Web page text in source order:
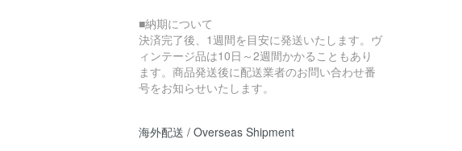
■納期について
決済完了後、1週間を目安に発送いたします。ヴ
ィンテージ品は10日～2週間かかることもあり
ます。商品発送後に配送業者のお問い合わせ番
号をお知らせいたします。
海外配送 / Overseas Shipment